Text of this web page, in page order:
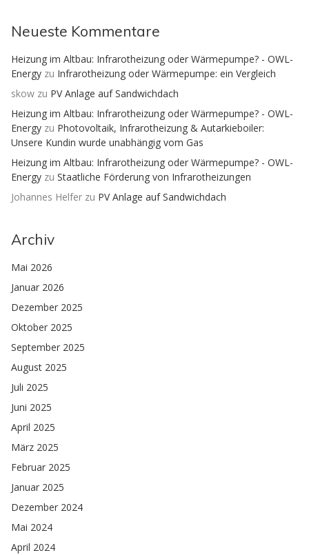
Neueste Kommentare
Heizung im Altbau: Infrarotheizung oder Wärmepumpe? - OWL-
Energy zu Infrarotheizung oder Wärmepumpe: ein Vergleich
skow zu PV Anlage auf Sandwichdach
Heizung im Altbau: Infrarotheizung oder Wärmepumpe? - OWL-
Energy zu Photovoltaik, Infrarotheizung & Autarkieboiler:
Unsere Kundin wurde unabhängig vom Gas
Heizung im Altbau: Infrarotheizung oder Wärmepumpe? - OWL-
Energy zu Staatliche Förderung von Infrarotheizungen
Johannes Helfer zu PV Anlage auf Sandwichdach
Archiv
Mai 2026
Januar 2026
Dezember 2025
Oktober 2025
September 2025
August 2025
Juli 2025
Juni 2025
April 2025
März 2025
Februar 2025
Januar 2025
Dezember 2024
Mai 2024
April 2024